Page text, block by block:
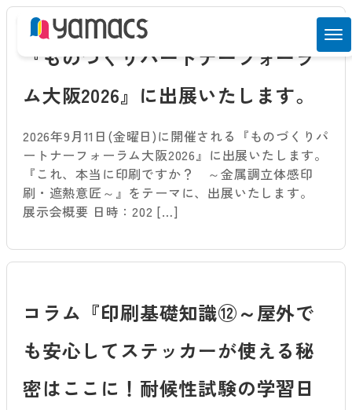
『ものづくりパートナーフォーラ
ム大阪2026』に出展いたします。
2026年9月11日(金曜日)に開催される『ものづくりパ
ートナーフォーラム大阪2026』に出展いたします。
『これ、本当に印刷ですか？ ～金属調立体感印
刷・遮熱意匠～』をテーマに、出展いたします。
展示会概要 日時：202 […]
コラム『印刷基礎知識⑫～屋外で
も安心してステッカーが使える秘
密はここに！耐候性試験の学習日